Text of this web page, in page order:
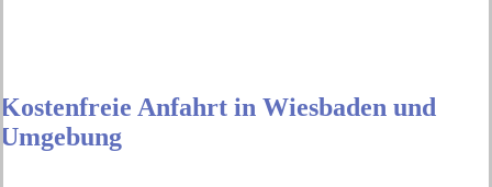
Kostenfreie Anfahrt in Wiesbaden und
Umgebung